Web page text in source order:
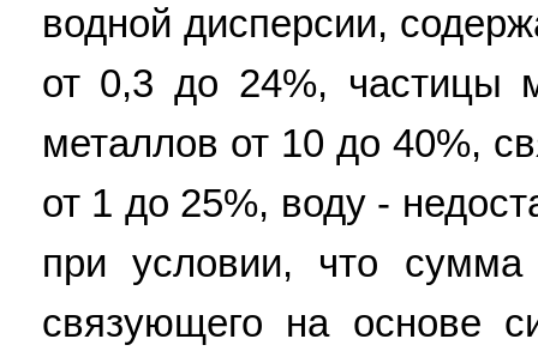
водной дисперсии,
от 0,3 до 24%, частицы
металлов от 10 до 40%,
от 1 до 25%, воду -
при условии, что сумма
связующего на основе